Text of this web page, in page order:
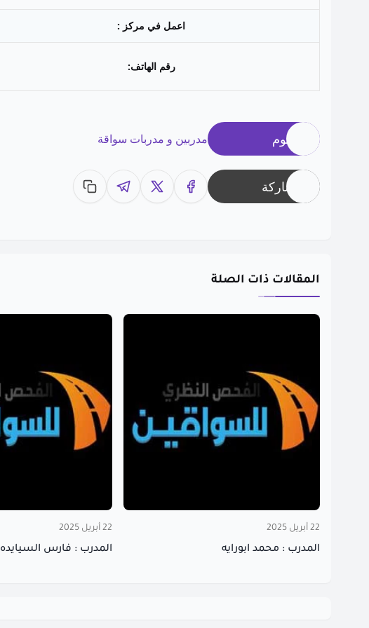
اعمل في مركز :
رقم الهاتف:
وسوم مدربين و مدربات سواقة
مشاركة
المقالات ذات الصلة
22 أبريل 2025
المدرب : محمد ابورايه
22 أبريل 2025
المدرب : فارس السيايده